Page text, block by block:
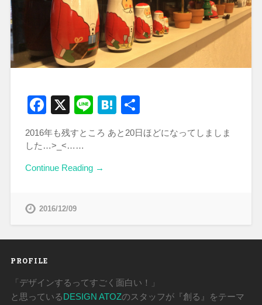
Facebook
X LineHatena
共
有
2016年も残すところ あと20日ほどになってしましま
した…>_<……
Continue Reading →
2016/12/09
PROFILE
「デザインするってすごく面白い！」
と思っているDESIGN ATOZのスタッフが『創る』をテーマ